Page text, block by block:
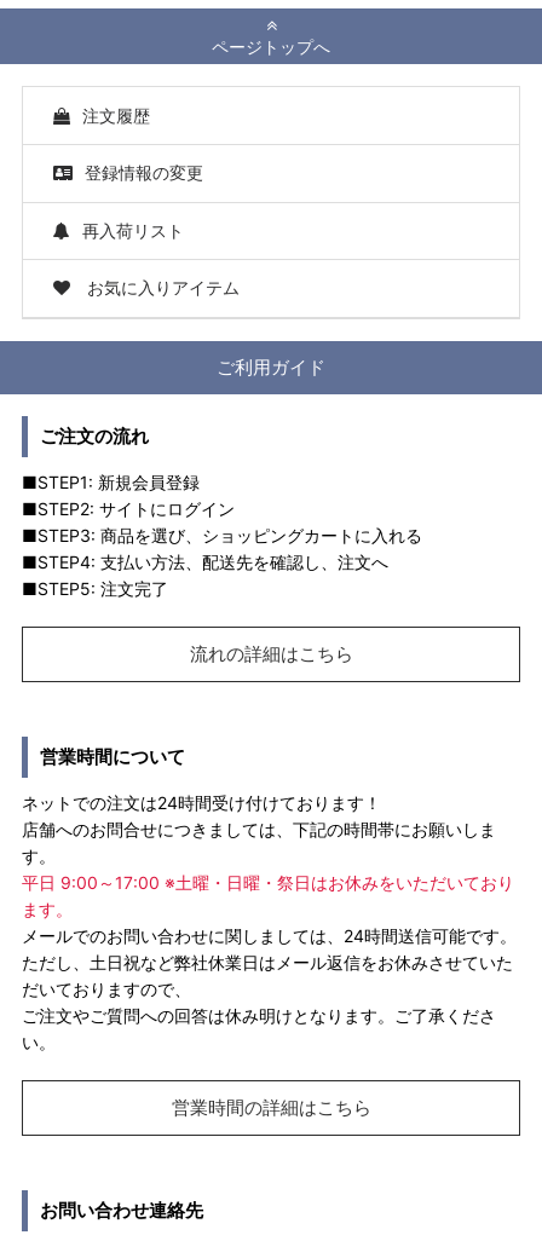
ページトップへ
注文履歴
登録情報の変更
再入荷リスト
お気に入りアイテム
ご利用ガイド
ご注文の流れ
■STEP1: 新規会員登録
■STEP2: サイトにログイン
■STEP3: 商品を選び、ショッピングカートに入れる
■STEP4: 支払い方法、配送先を確認し、注文へ
■STEP5: 注文完了
流れの詳細はこちら
営業時間について
ネットでの注文は24時間受け付けております！
店舗へのお問合せにつきましては、下記の時間帯にお願いしま
す。
平日 9:00～17:00 ※土曜・日曜・祭日はお休みをいただいており
ます。
メールでのお問い合わせに関しましては、24時間送信可能です。
ただし、土日祝など弊社休業日はメール返信をお休みさせていた
だいておりますので、
ご注文やご質問への回答は休み明けとなります。ご了承くださ
い。
営業時間の詳細はこちら
お問い合わせ連絡先